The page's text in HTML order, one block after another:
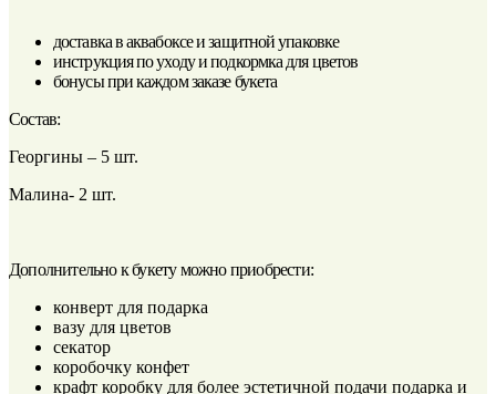
доставка в аквабоксе и защитной упаковке
инструкция по уходу и подкормка для цветов
бонусы при каждом заказе букета
Состав:
Георгины – 5 шт.
Малина- 2 шт.
Дополнительно к букету можно приобрести:
конверт для подарка
вазу для цветов
секатор
коробочку конфет
крафт коробку для более эстетичной подачи подарка и